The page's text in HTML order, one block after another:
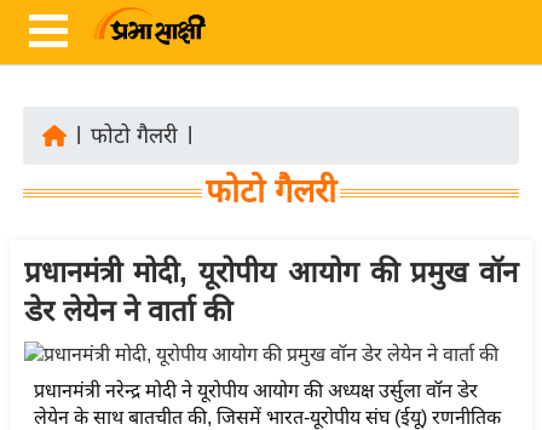
ज़ा
ब
रा
य
फोटो गैलरी
फोटो गैलरी
प्रधानमंत्री मोदी, यूरोपीय आयोग की प्रमुख वॉन
डेर लेयेन ने वार्ता की
प्रधानमंत्री नरेन्द्र मोदी ने यूरोपीय आयोग की अध्यक्ष उर्सुला वॉन डेर
लेयेन के साथ बातचीत की, जिसमें भारत-यूरोपीय संघ (ईयू) रणनीतिक